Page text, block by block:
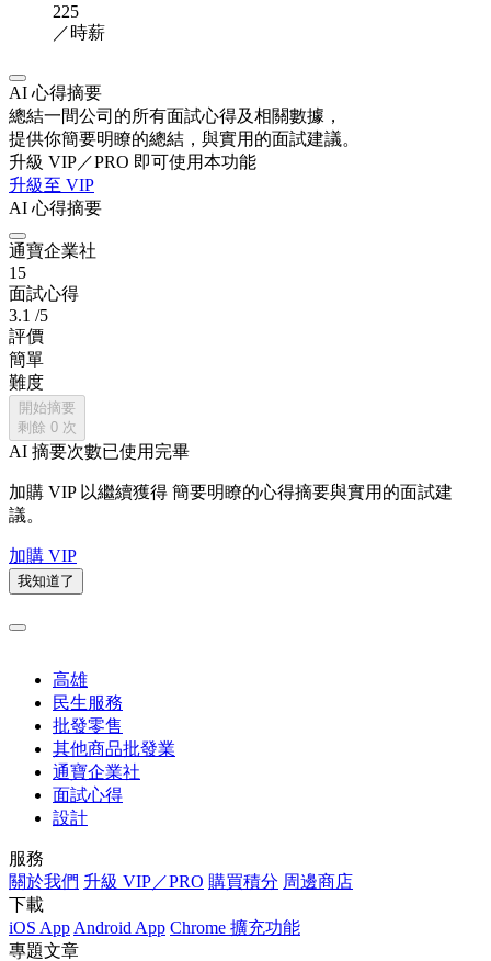
225
／時薪
AI 心得摘要
總結一間公司的所有面試心得及相關數據，
提供你簡要明瞭的總結，與實用的面試建議。
升級 VIP／PRO 即可使用本功能
升級至 VIP
AI 心得摘要
通寶企業社
15
面試心得
3.1 /5
評價
簡單
難度
開始摘要
剩餘 0 次
AI 摘要次數已使用完畢
加購 VIP 以繼續獲得 簡要明瞭的心得摘要與實用的面試建
議。
加購 VIP
我知道了
高雄
民生服務
批發零售
其他商品批發業
通寶企業社
面試心得
設計
服務
關於我們 升級 VIP／PRO 購買積分 周邊商店
下載
iOS App Android App Chrome 擴充功能
專題文章